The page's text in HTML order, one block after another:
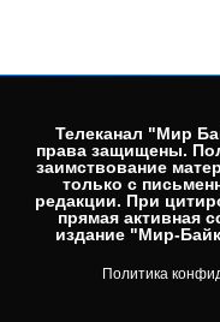
Телеканал "Мир
права защищены.
заимствование
только с
редакции. При
прямая активная
издание "Мир-
Политика